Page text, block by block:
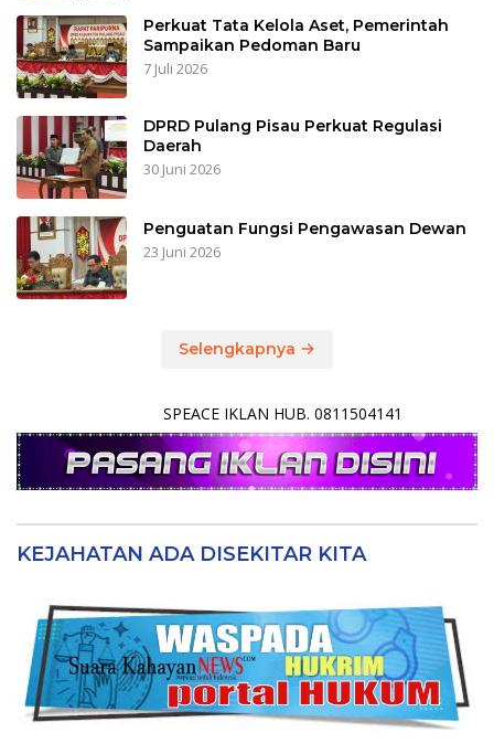
Perkuat Tata Kelola Aset, Pemerintah
Sampaikan Pedoman Baru
7 Juli 2026
DPRD Pulang Pisau Perkuat Regulasi
Daerah
30 Juni 2026
Penguatan Fungsi Pengawasan Dewan
23 Juni 2026
Selengkapnya
SPEACE IKLAN HUB. 0811504141
KEJAHATAN ADA DISEKITAR KITA